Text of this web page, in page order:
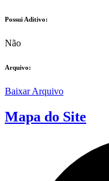
Possui Aditivo:​
Não
Arquivo:
Baixar Arquivo
Mapa do Site